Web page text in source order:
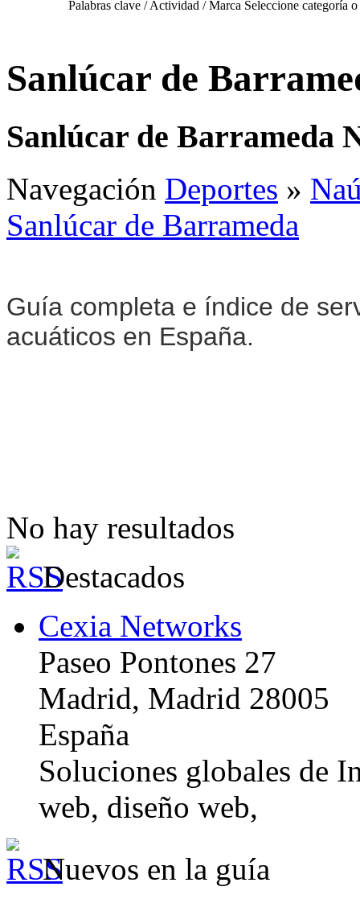
Palabras clave / Actividad / Marca Seleccione categoría
Sanlúcar de
Sanlúcar de Barrameda
Navegación Deportes »
Sanlúcar de Barrameda
Guía completa e índice de
acuáticos en España.
No hay resultados
Destacados
Cexia Networks
Paseo Pontones 27
Madrid, Madrid 28005
España
Soluciones globales de
web, diseño web,
Nuevos en la guía